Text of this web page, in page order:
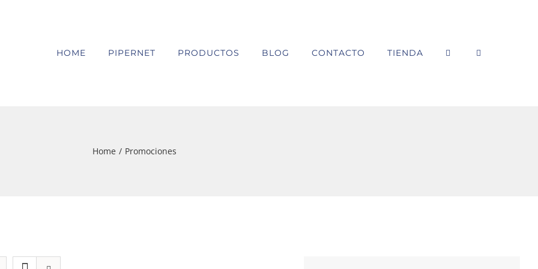
HOME PIPERNET PRODUCTOS BLOG CONTACTO TIENDA
Home / Promociones